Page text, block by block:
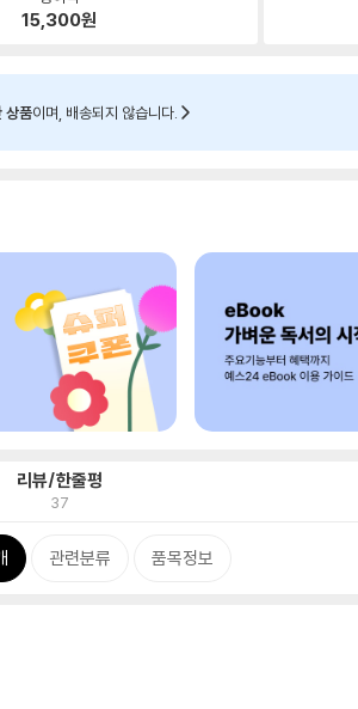
15,300원
상품이며, 배송되지 않습니다.
리뷰/한줄평
37
관련분류 품목정보